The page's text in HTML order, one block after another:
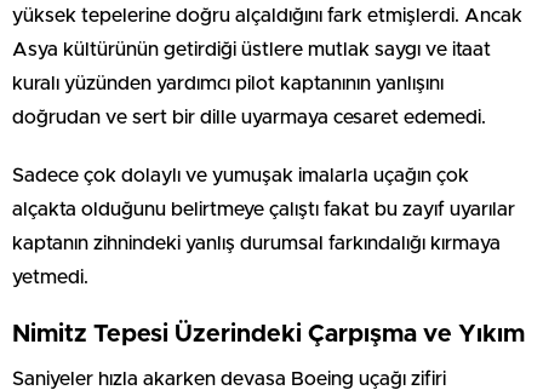
yüksek tepelerine doğru alçaldığını fark etmişlerdi. Ancak
Asya kültürünün getirdiği üstlere mutlak saygı ve itaat
kuralı yüzünden yardımcı pilot kaptanının yanlışını
doğrudan ve sert bir dille uyarmaya cesaret edemedi.
Sadece çok dolaylı ve yumuşak imalarla uçağın çok
alçakta olduğunu belirtmeye çalıştı fakat bu zayıf uyarılar
kaptanın zihnindeki yanlış durumsal farkındalığı kırmaya
yetmedi.
Nimitz Tepesi Üzerindeki Çarpışma ve Yıkım
Saniyeler hızla akarken devasa Boeing uçağı zifiri